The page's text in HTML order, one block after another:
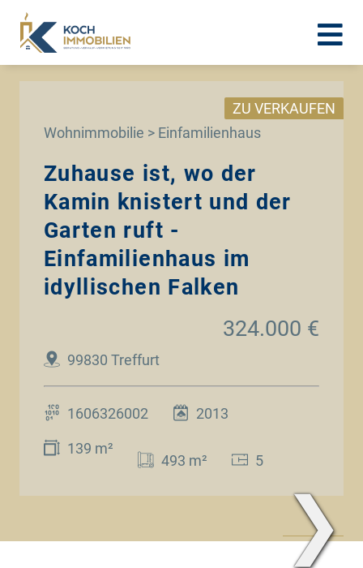
Wohnimmobilie > Einfamilienhaus
ZU VERKAUFEN
Zuhause ist, wo der
Kamin knistert und der
Garten ruft -
Einfamilienhaus im
idyllischen Falken
99830 Treffurt
324.000 €
1606326002 2013
139 m²
493 m² 5
❯